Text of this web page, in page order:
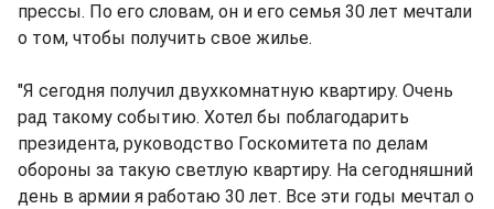
прессы. По его словам, он и его семья 30 лет мечтали
о том, чтобы получить свое жилье.
"Я сегодня получил двухкомнатную квартиру. Очень
рад такому событию. Хотел бы поблагодарить
президента, руководство Госкомитета по делам
обороны за такую светлую квартиру. На сегодняшний
день в армии я работаю 30 лет. Все эти годы мечтал о